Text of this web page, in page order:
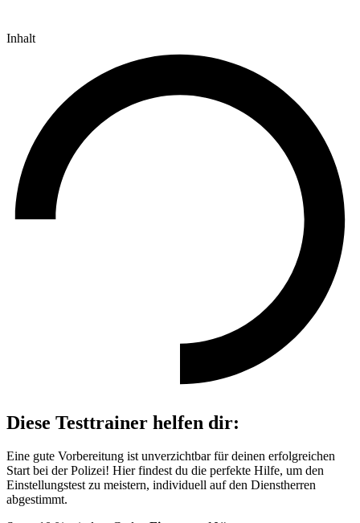
Inhalt
Diese Testtrainer helfen dir:
Eine gute Vorbereitung ist unverzichtbar für deinen erfolgreichen
Start bei der Polizei! Hier findest du die perfekte Hilfe, um den
Einstellungstest zu meistern, individuell auf den Dienstherren
abgestimmt.